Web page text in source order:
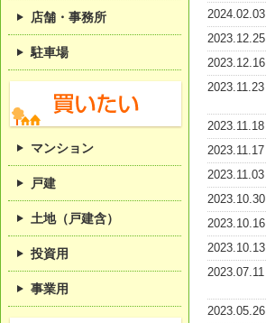
店舗・事務所
駐車場
マンション
戸建
土地（戸建含）
投資用
事業用
2024.02.03
2023.12.25
2023.12.16
2023.11.23
2023.11.18
2023.11.17
2023.11.03
2023.10.30
2023.10.16
2023.10.13
2023.07.11
2023.05.26